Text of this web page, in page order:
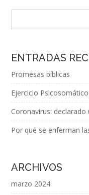
ENTRADAS
Promesas bíblicas
Ejercicio Psicosomático
Coronavirus: declarado
Por qué se enferman
ARCHIVOS
marzo 2024